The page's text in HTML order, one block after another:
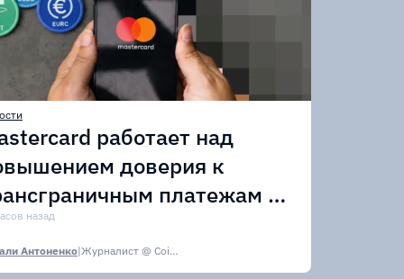
работает над
доверия к
платежам в
назад
Антоненко| Журналист @ CoinsPaid Media